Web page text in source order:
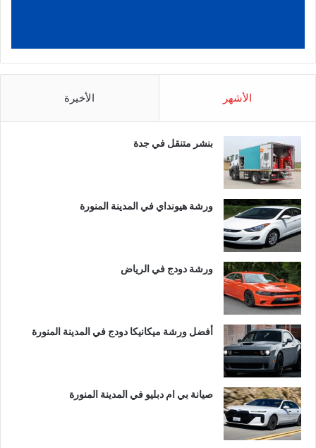
الأشهر الأخيرة
بنشر متنقل في جدة
ورشة هيونداي في المدينة المنورة
ورشة دودج في الرياض
أفضل ورشة ميكانيكا دودج في المدينة المنورة
صيانة بي ام دبليو في المدينة المنورة